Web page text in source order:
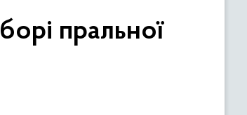
пральної